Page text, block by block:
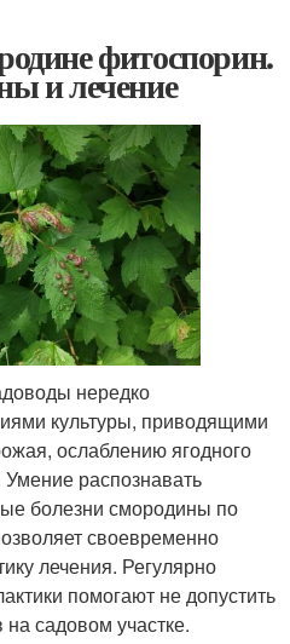
фитоспорин.
и лечение
нередко
культуры, приводящими
ослаблению ягодного
Умение распознавать
болезни смородины по
своевременно
лечения. Регулярно
помогают не допустить
садовом участке.